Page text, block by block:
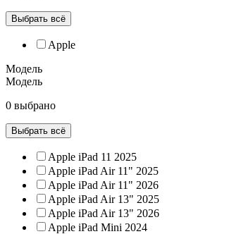
Выбрать всё
Apple
Модель
Модель
0 выбрано
Выбрать всё
Apple iPad 11 2025
Apple iPad Air 11" 2025
Apple iPad Air 11" 2026
Apple iPad Air 13" 2025
Apple iPad Air 13" 2026
Apple iPad Mini 2024